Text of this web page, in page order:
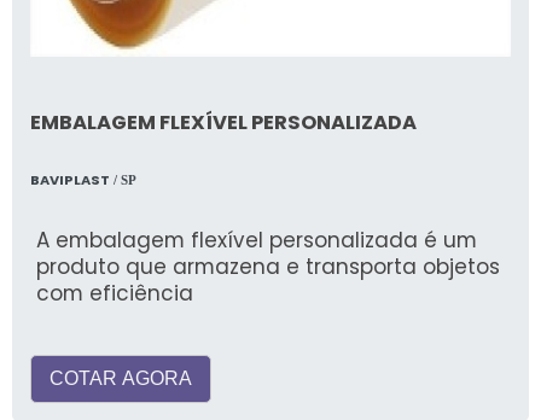
EMBALAGEM FLEXÍVEL PERSONALIZADA
BAVIPLAST / SP
A embalagem flexível personalizada é um
produto que armazena e transporta objetos
com eficiência
COTAR AGORA